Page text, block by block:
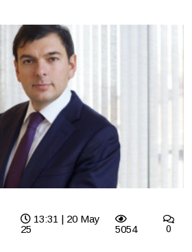
13:31 | 20 May
25
5054 0